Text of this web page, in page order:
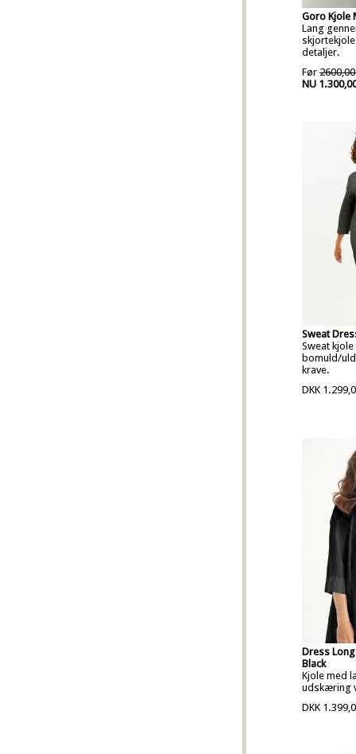
Goro Kjole
Lang
detaljer.
Før 2600,00
NU
Sweat
Sweat
bomuld/
krave.
DKK
Dress
Black
Kjole med
udskæring
DKK